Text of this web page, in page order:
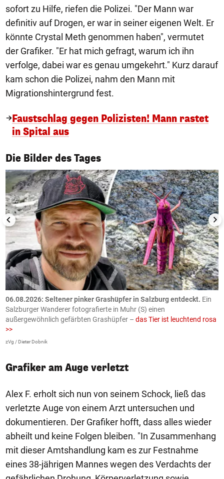
sofort zu Hilfe, riefen die Polizei. "Der Mann war
definitiv auf Drogen, er war in seiner eigenen Welt. Er
könnte Crystal Meth genommen haben", vermutet
der Grafiker. "Er hat mich gefragt, warum ich ihn
verfolge, dabei war es genau umgekehrt." Kurz darauf
kam schon die Polizei, nahm den Mann mit
Migrationshintergrund fest.
Faustschlag gegen Polizisten! Mann rastet
in Spital aus
Die Bilder des Tages
1/50
06.08.2026: Seltener pinker Grashüpfer in Salzburg entdeckt. Ein
Salzburger Wanderer fotografierte in Muhr (S) einen
außergewöhnlich gefärbten Grashüpfer – das Tier ist leuchtend rosa
>>
zVg / Dieter Dobnik
Grafiker am Auge verletzt
Alex F. erholt sich nun von seinem Schock, ließ das
verletzte Auge von einem Arzt untersuchen und
dokumentieren. Der Grafiker hofft, dass alles wieder
abheilt und keine Folgen bleiben. "In Zusammenhang
mit dieser Amtshandlung kam es zur Festnahme
eines 38-jährigen Mannes wegen des Verdachts der